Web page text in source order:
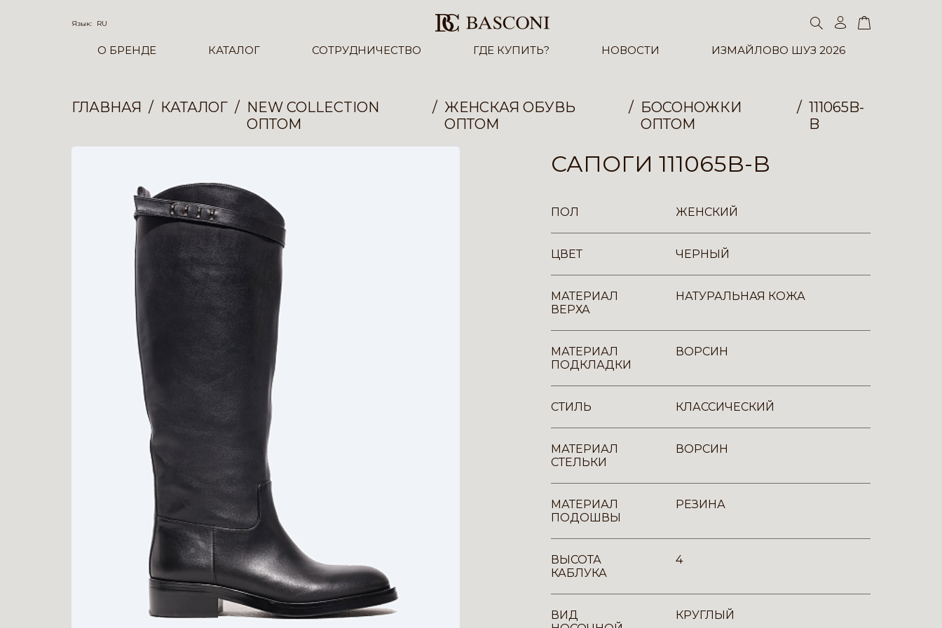
Язык: RU
О БРЕНДЕ КАТАЛОГ СОТРУДНИЧЕСТВО ГДЕ КУПИТЬ? НОВОСТИ ИЗМАЙЛОВО ШУЗ 2026
ГЛАВНАЯ КАТАЛОГ
NEW COLLECTION
ОПТОМ
ЖЕНСКАЯ ОБУВЬ
ОПТОМ
БОСОНОЖКИ
ОПТОМ
111065B-
B
САПОГИ 111065B-B
ПОЛ ЖЕНСКИЙ
ЦВЕТ ЧЕРНЫЙ
МАТЕРИАЛ
ВЕРХА
НАТУРАЛЬНАЯ КОЖА
МАТЕРИАЛ
ПОДКЛАДКИ
ВОРСИН
СТИЛЬ КЛАССИЧЕСКИЙ
МАТЕРИАЛ
СТЕЛЬКИ
ВОРСИН
МАТЕРИАЛ
ПОДОШВЫ
РЕЗИНА
ВЫСОТА
КАБЛУКА
4
ВИД
КРУГЛЫЙ